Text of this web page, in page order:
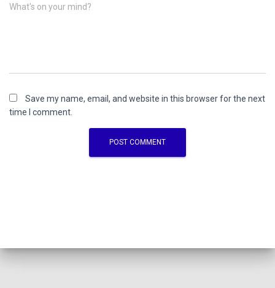
What's on your mind?
Save my name, email, and website in this browser for the next
time I comment.